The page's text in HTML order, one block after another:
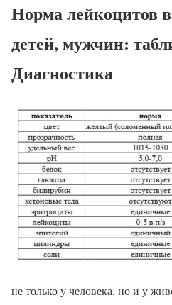
Норма лейкоцитов
детей, мужчин:
Диагностика
не только у человека, но и у